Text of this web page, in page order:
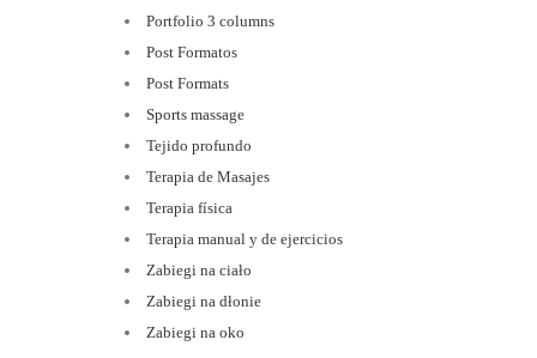
Portfolio 3 columns
Post Formatos
Post Formats
Sports massage
Tejido profundo
Terapia de Masajes
Terapia física
Terapia manual y de ejercicios
Zabiegi na ciało
Zabiegi na dłonie
Zabiegi na oko